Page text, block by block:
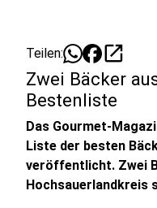
Teilen: open_in_new
Zwei Bäcker
Bestenliste
Das Gourmet-
Liste der besten
veröffentlicht. Zwei
Hochsauerlandkreis